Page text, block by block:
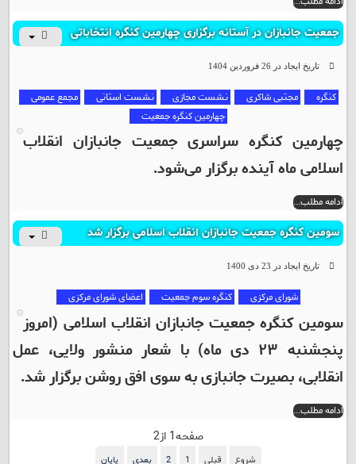
جمعیت جانبازان در آستانه برگزاری چهارمین کنگره انتخاباتی
تاریخ ایجاد در 26 فروردين 1404
کنگره مجتبی شاکری نشست مجازی نشست استانی
مجمع عمومی
چهارمین کنگره جمعیت
چهارمین کنگره سراسری جمعیت جانبازان انقلاب
اسلامی ماه آینده برگزار می‌شود.
ادامه مطلب...
سومین کنگره جمعیت جانبازان انقلاب اسلامی برگزار شد
تاریخ ایجاد در 23 دی 1400
شورای مرکزی کنگره سوم جمعیت اعضای شورای مرکزی
سومین کنگره جمعیت جانبازان انقلاب اسلامی (امروز
پنجشنبه ۲۳ دی ماه) با شعار منشور ولایی، عمل
انقلابی، بصیرت جانبازی به سوی افق روشن برگزار شد.
ادامه مطلب...
صفحه1 از2
شروع قبلی 1
2 بعدی پایان